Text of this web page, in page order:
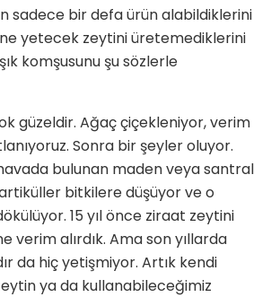
sadece bir defa ürün alabildiklerini
yetecek zeytini üretemediklerini
komşusunu şu sözlerle
güzeldir. Ağaç çiçekleniyor, verim
Sonra bir şeyler oluyor.
bulunan maden veya santral
bitkilere düşüyor ve o
15 yıl önce ziraat zeytini
verim alırdık. Ama son yıllarda
da hiç yetişmiyor. Artık kendi
ya da kullanabileceğimiz